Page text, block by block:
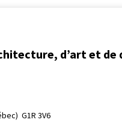
d’art et de
G1R 3V6